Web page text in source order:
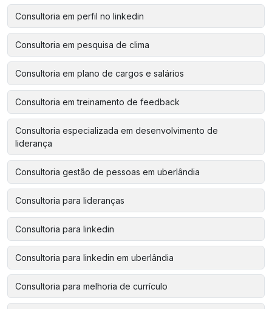
Consultoria em perfil no linkedin
Consultoria em pesquisa de clima
Consultoria em plano de cargos e salários
Consultoria em treinamento de feedback
Consultoria especializada em desenvolvimento de
liderança
Consultoria gestão de pessoas em uberlândia
Consultoria para lideranças
Consultoria para linkedin
Consultoria para linkedin em uberlândia
Consultoria para melhoria de currículo